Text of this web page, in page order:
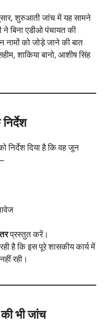
शुरुआती जांच में यह सामने
ने बिना एडीओ पंचायत की
को जोड़े जाने की बात
शाकिया बानो, आशीष सिंह
निर्देश दिया है कि वह जून
प्रस्तुत करें।
है कि इस पूरे शासकीय कार्य में
रही।
की भी जांच